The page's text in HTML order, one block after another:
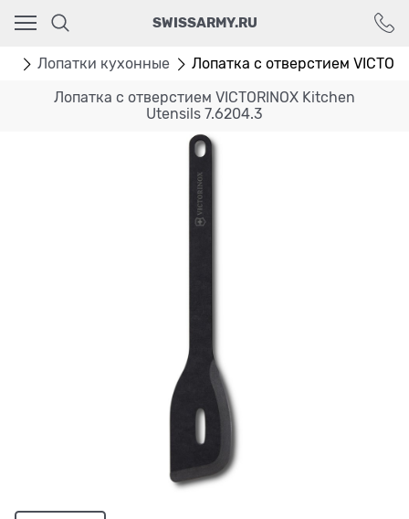
SWISSARMY.RU
Лопатки кухонные Лопатка с отверстием
Лопатка с отверстием VICTORINOX Kitchen
Utensils 7.6204.3
Ваш город - Москва,
угадали?
ДА НЕТ